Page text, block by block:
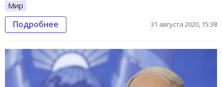
Мир
Подробнее 31 августа 2020, 15:38